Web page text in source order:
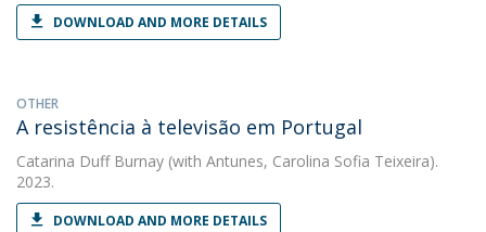
DOWNLOAD AND MORE DETAILS
OTHER
A resistência à televisão em Portugal
Catarina Duff Burnay (with Antunes, Carolina Sofia Teixeira).
2023.
DOWNLOAD AND MORE DETAILS